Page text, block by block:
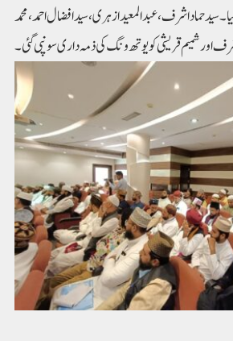
سید حماد اشرف،عبدالمعید ازہری، سید افضال احمد،محمد